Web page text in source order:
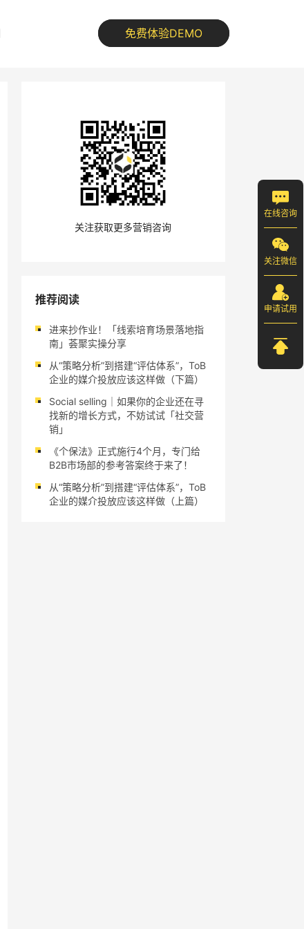
免费体验DEMO
关注获取更多营销咨询
推荐阅读
进来抄作业！「线索培育场景落地指
南」荟聚实操分享
从“策略分析”到搭建“评估体系”，ToB
企业的媒介投放应该这样做（下篇）
Social selling｜如果你的企业还在寻
找新的增长方式，不妨试试「社交营
销」
《个保法》正式施行4个月，专门给
B2B市场部的参考答案终于来了！
从“策略分析”到搭建“评估体系”，ToB
企业的媒介投放应该这样做（上篇）
在线咨询
关注微信
申请试用